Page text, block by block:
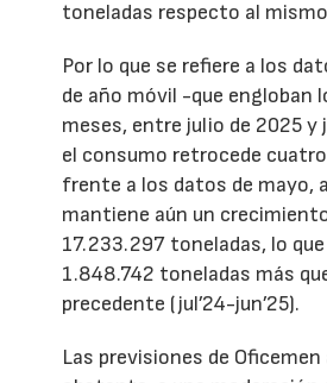
toneladas respecto al
Por lo que se refiere a los
de año móvil -que engloban
meses, entre julio de 2025 y
el consumo retrocede
frente a los datos de mayo,
mantiene aún un
17.233.297 toneladas, lo
1.848.742 toneladas más
precedente (jul’24-jun’25).
Las previsiones de